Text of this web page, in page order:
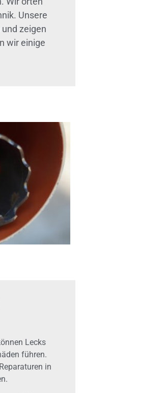
Unsere
zeigen
wir einige
Lecks
führen.
in